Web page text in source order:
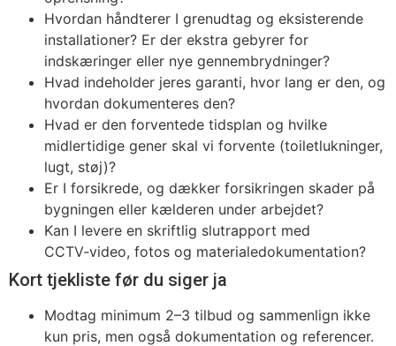
Hvordan håndterer I grenudtag og eksisterende
installationer? Er der ekstra gebyrer for
indskæringer eller nye gennembrydninger?
Hvad indeholder jeres garanti, hvor lang er den, og
hvordan dokumenteres den?
Hvad er den forventede tidsplan og hvilke
midlertidige gener skal vi forvente (toiletlukninger,
lugt, støj)?
Er I forsikrede, og dækker forsikringen skader på
bygningen eller kælderen under arbejdet?
Kan I levere en skriftlig slutrapport med
CCTV‑video, fotos og materialedokumentation?
Kort tjekliste før du siger ja
Modtag minimum 2–3 tilbud og sammenlign ikke
kun pris, men også dokumentation og referencer.